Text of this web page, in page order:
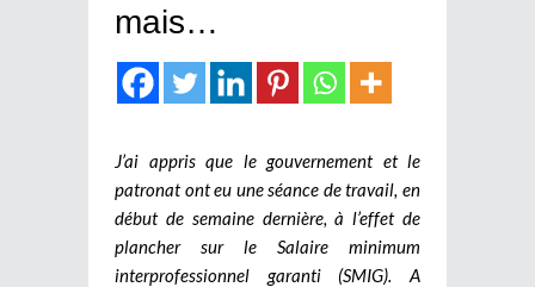
mais…
J’ai appris que le gouvernement et le
patronat ont eu une séance de travail, en
début de semaine dernière, à l’effet de
plancher sur le Salaire minimum
interprofessionnel garanti (SMIG). A